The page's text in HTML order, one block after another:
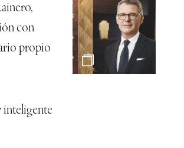
con
propio
inteligente